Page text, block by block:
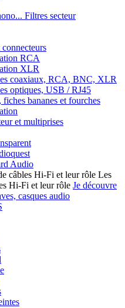
Filtres secteur
connecteurs
RCA
XLR
coaxiaux, RCA, BNC, XLR
optiques, USB / RJ45
fiches bananes et fourches
et multiprises
Audio
Les
Hi-Fi et leur rôle Je découvre
casques audio